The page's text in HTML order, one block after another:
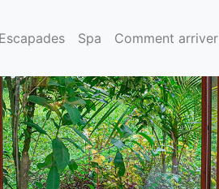
Escapades Spa Comment arriver